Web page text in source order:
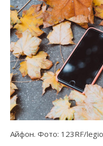
Айфон. Фото: 123RF/